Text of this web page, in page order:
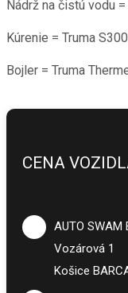
Nádrž na čistú vodu
Kúrenie = Truma
Bojler = Truma
CENA
AUTO SWAM
Vozárová 1
Košice